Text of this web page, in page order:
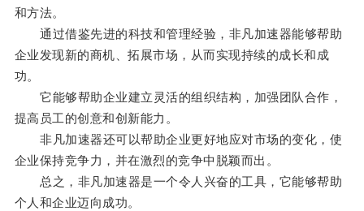
和方法。
通过借鉴先进的科技和管理经验，非凡加速器能够帮助
企业发现新的商机、拓展市场，从而实现持续的成长和成
功。
它能够帮助企业建立灵活的组织结构，加强团队合作，
提高员工的创意和创新能力。
非凡加速器还可以帮助企业更好地应对市场的变化，使
企业保持竞争力，并在激烈的竞争中脱颖而出。
总之，非凡加速器是一个令人兴奋的工具，它能够帮助
个人和企业迈向成功。